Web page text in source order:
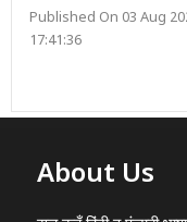
Published On 03 Aug
17:41:36
About Us